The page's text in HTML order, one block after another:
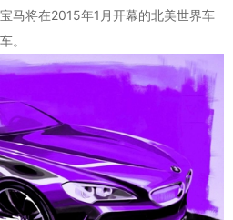
将在2015年1月开幕的北美世界车
。